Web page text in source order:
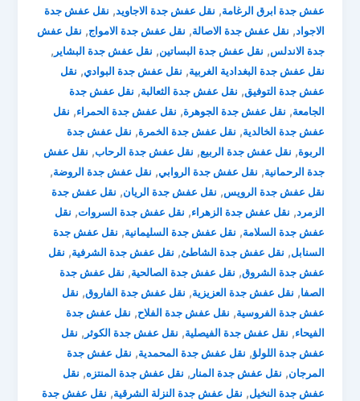
عفش جدة ابرق الرغامة, نقل عفش جدة الاجاويد, نقل عفش جدة
الاجواد, نقل عفش جدة الاصالة, نقل عفش جدة الامواج, نقل عفش
جدة الاندلس, نقل عفش جدة البساتين, نقل عفش جدة البشاير ,
نقل عفش جدة البغدادية الغربية, نقل عفش جدة البوادي, نقل
عفش جدة التوفيق, نقل عفش جدة الثعالبة, نقل عفش جدة
الجامعة, نقل عفش جدة الجوهرة, نقل عفش جدة الحمراء, نقل
عفش جدة الخالدية, نقل عفش جدة الخمرة, نقل عفش جدة
الربوة, نقل عفش جدة الربيع, نقل عفش جدة الرحاب, نقل عفش
جدة الرحمانية, نقل عفش جدة الروابي, نقل عفش جدة الروضة,
نقل عفش جدة الرويس, نقل عفش جدة الريان, نقل عفش جدة
الزمرد, نقل عفش جدة الزهراء, نقل عفش جدة السروات, نقل
عفش جدة السلامة, نقل عفش جدة السليمانية, نقل عفش جدة
السنابل, نقل عفش جدة الشاطئ, نقل عفش جدة الشرفية, نقل
عفش جدة الشروق, نقل عفش جدة الصالحية, نقل عفش جدة
الصفا, نقل عفش جدة العزيزية, نقل عفش جدة الفاروق, نقل
عفش جدة الفروسية, نقل عفش جدة الفلاح, نقل عفش جدة
الفيحاء, نقل عفش جدة الفيصلية, نقل عفش جدة الكوثر , نقل
عفش جدة اللولؤ, نقل عفش جدة المحمدية, نقل عفش جدة
المرجان, نقل عفش جدة المنار , نقل عفش جدة المنتزه, نقل
عفش جدة النخيل, نقل عفش جدة النزلة الشرقية, نقل عفش جدة